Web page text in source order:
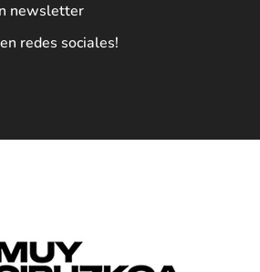
newsletter
redes sociales!